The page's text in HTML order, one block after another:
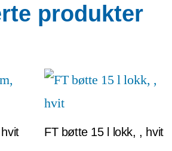
produkter
FT bøtte 15 l lokk, , hvit